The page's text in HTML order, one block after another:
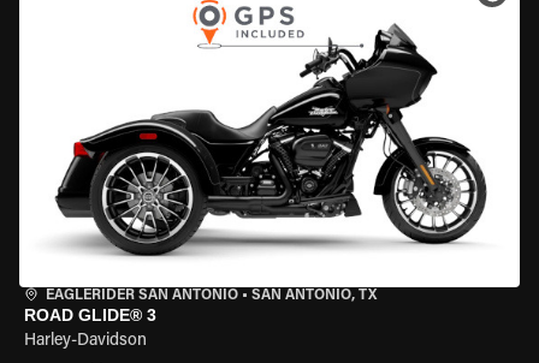
EAGLERIDER SAN ANTONIO • SAN ANTONIO, TX
ROAD GLIDE® 3
Harley-Davidson